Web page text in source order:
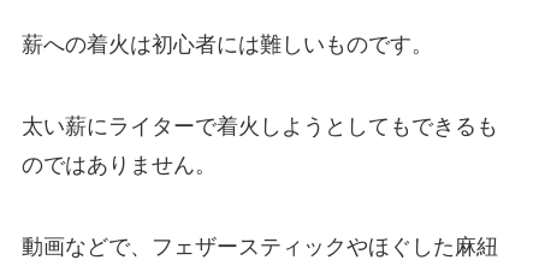
薪への着火は初心者には難しいものです。
太い薪にライターで着火しようとしてもできるも
のではありません。
動画などで、フェザースティックやほぐした麻紐